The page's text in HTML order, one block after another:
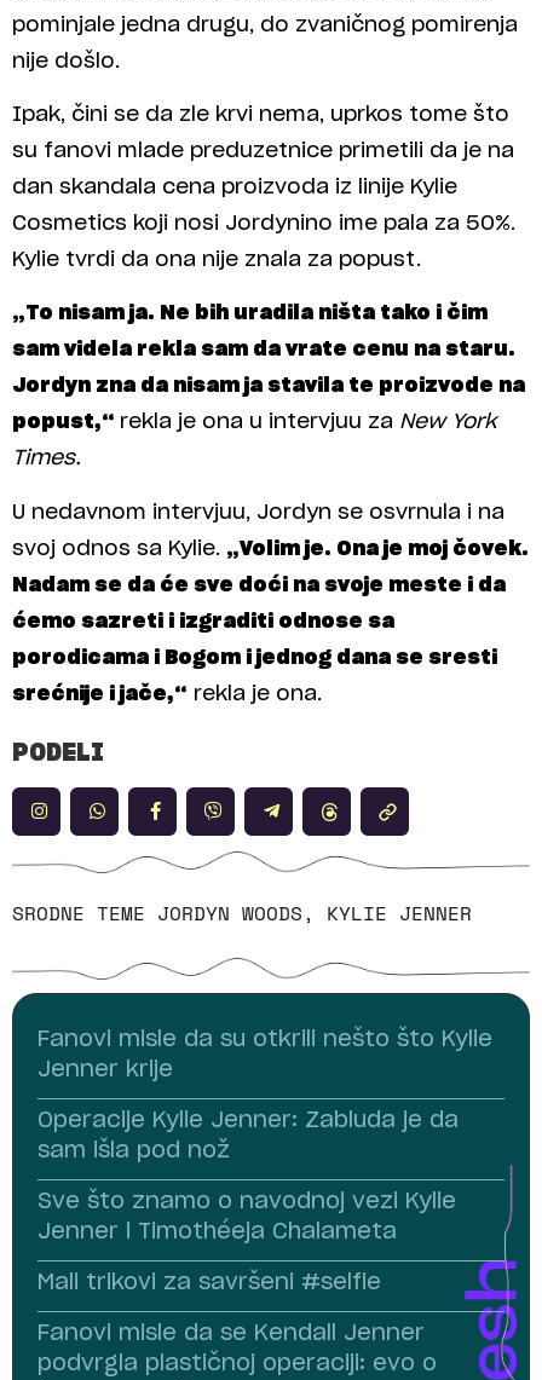
pominjale jedna drugu, do zvaničnog pomirenja
nije došlo.
Ipak, čini se da zle krvi nema, uprkos tome što
su fanovi mlade preduzetnice primetili da je na
dan skandala cena proizvoda iz linije Kylie
Cosmetics koji nosi Jordynino ime pala za 50%.
Kylie tvrdi da ona nije znala za popust.
„To nisam ja. Ne bih uradila ništa tako i čim
sam videla rekla sam da vrate cenu na staru.
Jordyn zna da nisam ja stavila te proizvode na
popust,“ rekla je ona u intervjuu za New York
Times.
U nedavnom intervjuu, Jordyn se osvrnula i na
svoj odnos sa Kylie. „Volim je. Ona je moj čovek.
Nadam se da će sve doći na svoje meste i da
ćemo sazreti i izgraditi odnose sa
porodicama i Bogom i jednog dana se sresti
srećnije i jače,“ rekla je ona.
PODELI
SRODNE TEME JORDYN WOODS, KYLIE JENNER
Fanovi misle da su otkrili nešto što Kylie
Jenner krije
Operacije Kylie Jenner: Zabluda je da
sam išla pod nož
Sve što znamo o navodnoj vezi Kylie
Jenner i Timothéeja Chalameta
Mali trikovi za savršeni #selfie
Fanovi misle da se Kendall Jenner
podvrgla plastičnoj operaciji: evo o